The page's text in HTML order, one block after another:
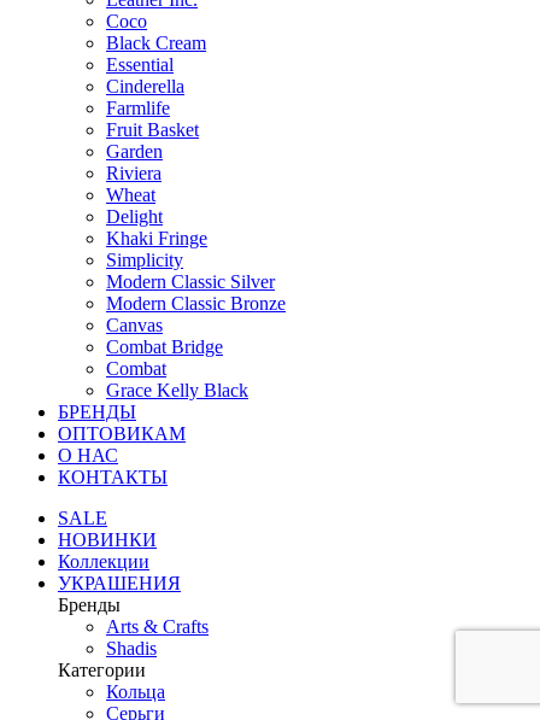
Coco
Black Cream
Essential
Cinderella
Farmlife
Fruit Basket
Garden
Riviera
Wheat
Delight
Khaki Fringe
Simplicity
Modern Classic Silver
Modern Classic Bronze
Canvas
Combat Bridge
Combat
Grace Kelly Black
БРЕНДЫ
ОПТОВИКАМ
О НАС
КОНТАКТЫ
SALE
НОВИНКИ
Коллекции
УКРАШЕНИЯ
Бренды
Аrts & Сrafts
Shadis
Категории
Кольца
Серьги